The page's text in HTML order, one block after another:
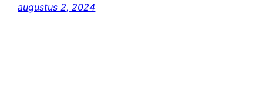
augustus 2, 2024